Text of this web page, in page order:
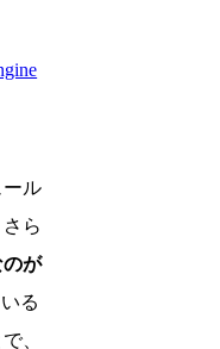
ル
ら
が
る
、